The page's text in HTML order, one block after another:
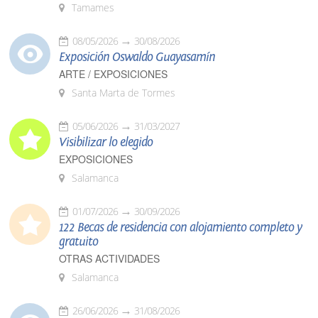
Tamames
08/05/2026 30/08/2026
Exposición Oswaldo Guayasamín
ARTE / EXPOSICIONES
Santa Marta de Tormes
05/06/2026 31/03/2027
Visibilizar lo elegido
EXPOSICIONES
Salamanca
01/07/2026 30/09/2026
122 Becas de residencia con alojamiento completo y
gratuito
OTRAS ACTIVIDADES
Salamanca
26/06/2026 31/08/2026